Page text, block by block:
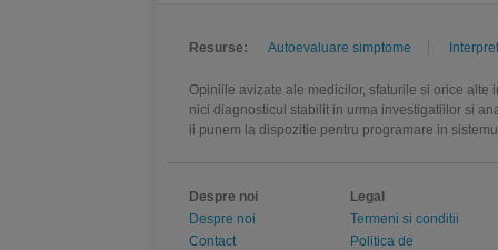
Resurse: Autoevaluare simptome
Opiniile avizate ale medicilor, sfaturile si orice
nici diagnosticul stabilit in urma investigatiilor si
ii punem la dispozitie pentru programare in
Despre noi
Despre noi
Contact
Legal
Termeni si conditii
Politica de